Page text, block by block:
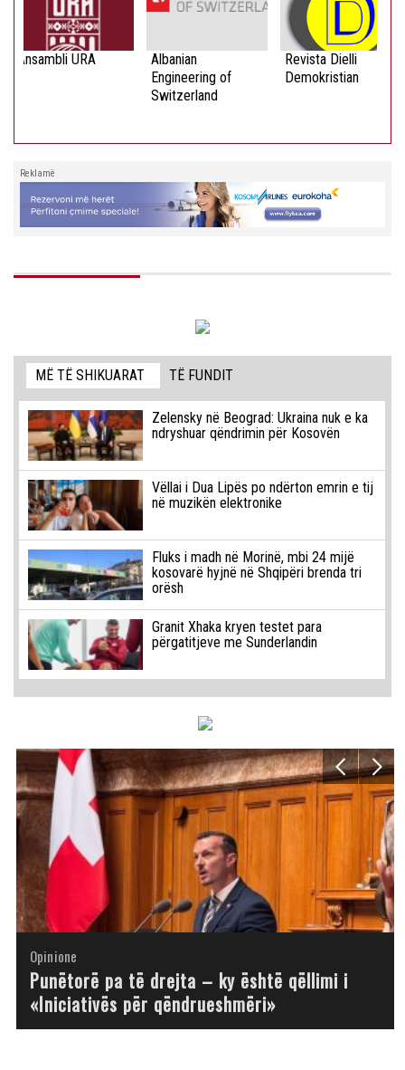
Ansambli URA
Albanian
Engineering of
Switzerland
Revista Dielli
Demokristian
Reklamë
MË TË SHIKUARAT TË FUNDIT
Zelensky në Beograd: Ukraina nuk e ka
ndryshuar qëndrimin për Kosovën
Vëllai i Dua Lipës po ndërton emrin e tij
në muzikën elektronike
Fluks i madh në Morinë, mbi 24 mijë
kosovarë hyjnë në Shqipëri brenda tri
orësh
Granit Xhaka kryen testet para
përgatitjeve me Sunderlandin
Opinione
Opinione
Punëtorë pa të drejta – ky është qëllimi i
«Iniciativës për qëndrueshmëri»
Opinione
Opinione
Opinione
Opinione
Opinione
Opinione